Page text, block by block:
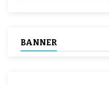
BANNER